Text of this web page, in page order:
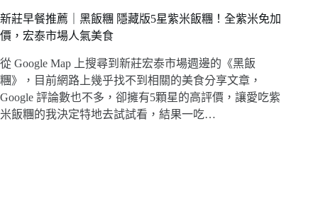
新莊早餐推薦｜黑飯糰 隱藏版5星紫米飯糰！全紫米免加
價，宏泰市場人氣美食
從 Google Map 上搜尋到新莊宏泰市場週邊的《黑飯
糰》，目前網路上幾乎找不到相關的美食分享文章，
Google 評論數也不多，卻擁有5顆星的高評價，讓愛吃紫
米飯糰的我決定特地去試試看，結果一吃…